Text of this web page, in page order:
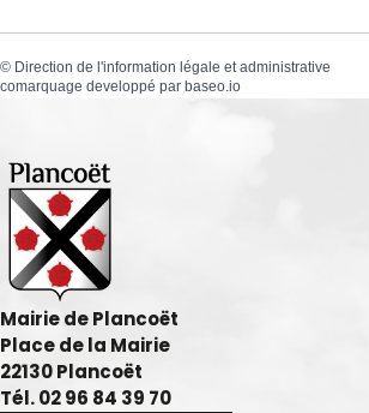
© Direction de l'information légale et administrative
comarquage developpé par baseo.io
Mairie de Plancoët
Place de la Mairie
22130 Plancoët
Tél. 02 96 84 39 70